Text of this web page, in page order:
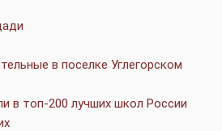
в поселке Углегорском
в топ-200 лучших школ России